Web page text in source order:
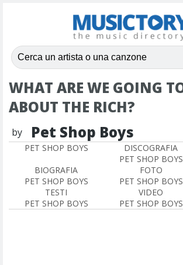
WHAT ARE WE GOING
ABOUT THE RICH?
by Pet Shop Boys
PET SHOP BOYS
DISCOGRAFIA
PET SHOP BOYS
BIOGRAFIA
PET SHOP BOYS
FOTO
PET SHOP BOYS
TESTI
PET SHOP BOYS
VIDEO
PET SHOP BOYS